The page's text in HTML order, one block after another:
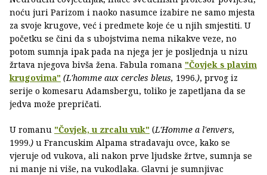
noću juri Parizom i naoko nasumce izabire ne samo mjesta
za svoje krugove, već i predmete koje će u njih smjestiti. U
početku se čini da s ubojstvima nema nikakve veze, no
potom sumnja ipak pada na njega jer je posljednja u nizu
žrtava njegova bivša žena. Fabula romana "Čovjek s plavim
krugovima" (L'homme aux cercles bleus, 1996.), prvog iz
serije o komesaru Adamsbergu, toliko je zapetljana da se
jedva može prepričati.
U romanu "Čovjek, u zrcalu vuk" (L'Homme a l'envers,
1999.) u Francuskim Alpama stradavaju ovce, kako se
vjeruje od vukova, ali nakon prve ljudske žrtve, sumnja se
ni manje ni više, na vukodlaka. Glavni je sumnjivac